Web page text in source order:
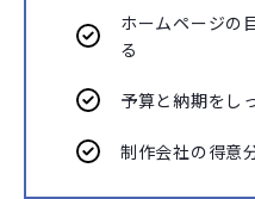
ホームページの
る
予算と納期をし
制作会社の得意